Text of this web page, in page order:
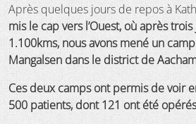
Après quelques jours de repos à
mis le cap vers l’Ouest, où après
1.100kms, nous avons mené un
Mangalsen dans le district de
Ces deux camps ont permis de voir
500 patients, dont 121 ont été